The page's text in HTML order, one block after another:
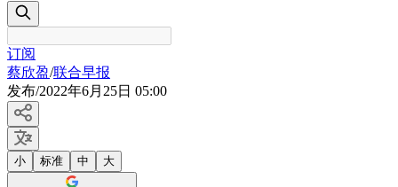
订阅
蔡欣盈/联合早报
发布/2022年6月25日 05:00
小 标准 中 大